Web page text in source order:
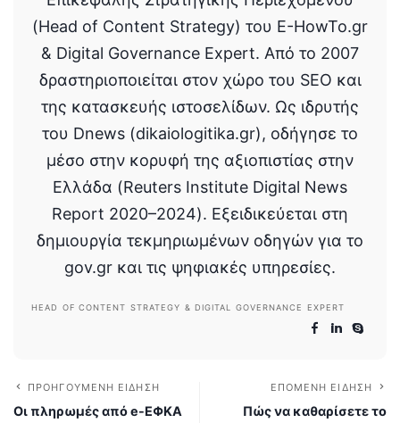
(Head of Content Strategy) του E-HowTo.gr
& Digital Governance Expert. Από το 2007
δραστηριοποιείται στον χώρο του SEO και
της κατασκευής ιστοσελίδων. Ως ιδρυτής
του Dnews (dikaiologitika.gr), οδήγησε το
μέσο στην κορυφή της αξιοπιστίας στην
Ελλάδα (Reuters Institute Digital News
Report 2020–2024). Εξειδικεύεται στη
δημιουργία τεκμηριωμένων οδηγών για το
gov.gr και τις ψηφιακές υπηρεσίες.
HEAD OF CONTENT STRATEGY & DIGITAL GOVERNANCE EXPERT
ΠΡΟΗΓΟΎΜΕΝΗ ΕΊΔΗΣΗ
Οι πληρωμές από e-ΕΦΚΑ
ΕΠΌΜΕΝΗ ΕΊΔΗΣΗ
Πώς να καθαρίσετε το